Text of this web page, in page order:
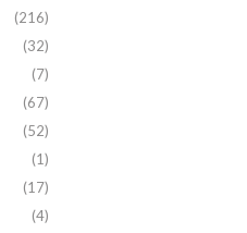
(216)
(32)
(7)
(67)
(52)
(1)
(17)
(4)